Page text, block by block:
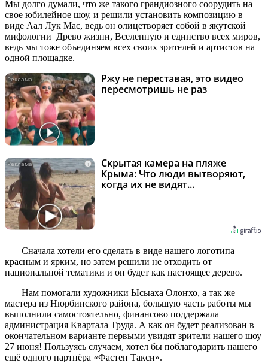
Мы долго думали, что же такого грандиозного соорудить на
свое юбилейное шоу, и решили установить композицию в
виде Аал Лук Мас, ведь он олицетворяет собой в якутской
мифологии Древо жизни, Вселенную и единство всех миров,
ведь мы тоже объединяем всех своих зрителей и артистов на
одной площадке.
i
Ржу не переставая, это видео
пересмотришь не раз
i
Скрытая камера на пляже
Крыма: Что люди вытворяют,
когда их не видят...
Сначала хотели его сделать в виде нашего логотипа —
красным и ярким, но затем решили не отходить от
национальной тематики и он будет как настоящее дерево.
Нам помогали художники Ысыаха Олоҥхо, а так же
мастера из Нюрбинского района, большую часть работы мы
выполнили самостоятельно, финансово поддержала
администрация Квартала Труда. А как он будет реализован в
окончательном варианте первыми увидят зрители нашего шоу
27 июня! Пользуясь случаем, хотел бы поблагодарить нашего
ещё одного партнёра «Фастен Такси».